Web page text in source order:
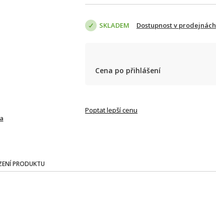
SKLADEM Dostupnost v prodejnách
Cena po přihlášení
Poptat lepší cenu
PRODUKTU